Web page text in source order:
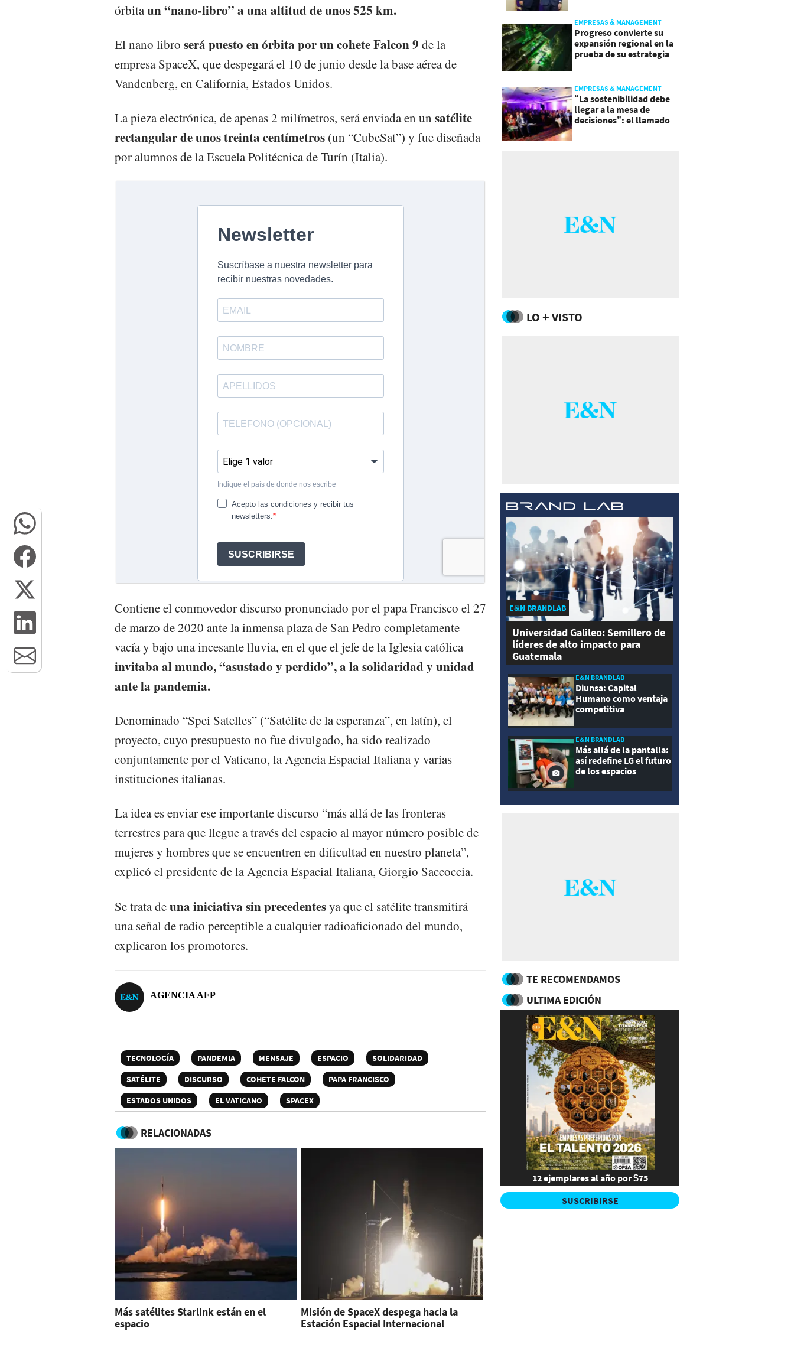
órbitaun “nano-libro” a una altitud de unos 525 km.
El nano libro será puesto en órbita por un cohete Falcon 9 de la
empresa SpaceX, que despegará el 10 de junio desde la base aérea de
Vandenberg, en California, Estados Unidos.
La pieza electrónica, de apenas 2 milímetros, será enviada en un satélite
rectangular de unos treinta centímetros (un “CubeSat”) y fue diseñada
por alumnos de la Escuela Politécnica de Turín (Italia).
Contiene el conmovedor discurso pronunciado por el papa Francisco el 27
de marzo de 2020 ante la inmensa plaza de San Pedro completamente
vacía y bajo una incesante lluvia, en el que el jefe de la Iglesia católica
invitaba al mundo, “asustado y perdido”, a la solidaridad y unidad
ante la pandemia.
Denominado “Spei Satelles” (“Satélite de la esperanza”, en latín), el
proyecto, cuyo presupuesto no fue divulgado, ha sido realizado
conjuntamente por el Vaticano, la Agencia Espacial Italiana y varias
instituciones italianas.
La idea es enviar ese importante discurso “más allá de las fronteras
terrestres para que llegue a través del espacio al mayor número posible de
mujeres y hombres que se encuentren en dificultad en nuestro planeta”,
explicó el presidente de la Agencia Espacial Italiana, Giorgio Saccoccia.
Se trata deuna iniciativa sin precedentesya que el satélite transmitirá
una señal de radio perceptible a cualquier radioaficionado del mundo,
explicaron los promotores.
AGENCIA AFP
TECNOLOGÍA PANDEMIA MENSAJE ESPACIO
SOLIDARIDAD
SATÉLITE
DISCURSO COHETE FALCON
PAPA FRANCISCO
ESTADOS UNIDOS
EL VATICANO SPACEX
RELACIONADAS
Más satélites Starlink están en el
espacio
Misión de SpaceX despega hacia la
Estación Espacial Internacional
EMPRESAS & MANAGEMENT
Progreso convierte su
expansión regional en la
prueba de su estrategia
EMPRESAS & MANAGEMENT
“La sostenibilidad debe
llegar a la mesa de
decisiones”: el llamado
LO + VISTO
E&N BRANDLAB
Universidad Galileo: Semillero de
líderes de alto impacto para
Guatemala
E&N BRANDLAB
Diunsa: Capital
Humano como ventaja
competitiva
E&N BRANDLAB
Más allá de la pantalla:
así redefine LG el futuro
de los espacios
TE RECOMENDAMOS
ULTIMA EDICIÓN
12 ejemplares al año por $75
SUSCRIBIRSE